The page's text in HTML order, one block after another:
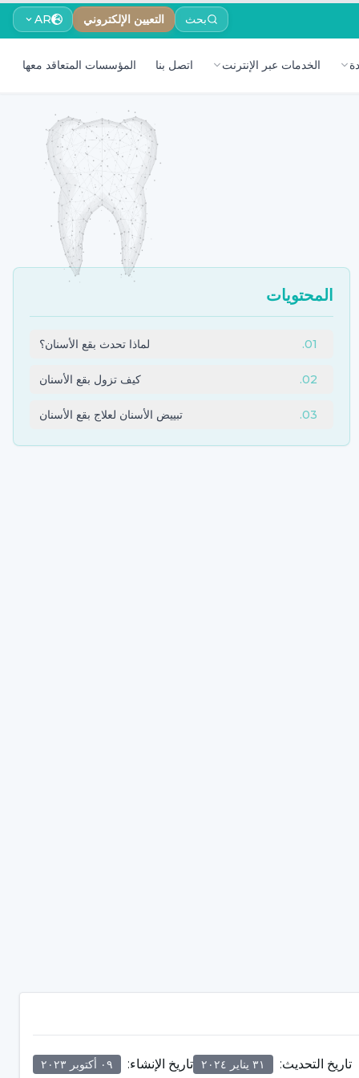
بحث التعيين الإلكتروني AR
الخدمات عبر الإنترنت اتصل بنا المؤسسات المتعاقد معها
المحتويات
01
. لماذا تحدث بقع الأسنان؟
02
. كيف تزول بقع الأسنان
03
. تبييض الأسنان لعلاج بقع الأسنان
تاريخ التحديث: ٣١ يناير ٢٠٢٤ تاريخ الإنشاء: ٠٩ أكتوبر ٢٠٢٣